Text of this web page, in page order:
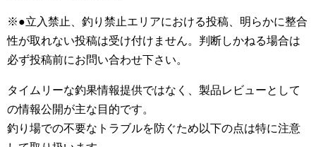
※●立入禁止、釣り禁止エリアにおける投稿、明らかに整合
性が取れない投稿は受け付けません。判断しかねる場合は
必ず投稿前にお問い合わせ下さい。
タイムリーな釣果情報提供ではなく、製品レビューとして
の情報公開が主な目的です。
釣り場での不要なトラブルを防ぐため以下の点は特に注意